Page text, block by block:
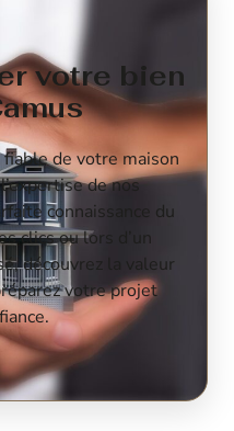
votre bien
fiable de votre maison
de nos
connaissance du
clics ou lors d’un
découvrez la valeur
votre projet